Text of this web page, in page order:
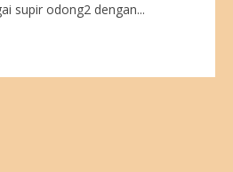
supir odong2 dengan...